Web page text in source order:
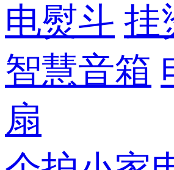
电熨斗 挂
智慧音箱
扇